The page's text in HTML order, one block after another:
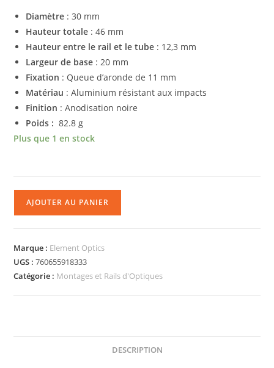
Diamètre : 30 mm
Hauteur totale : 46 mm
Hauteur entre le rail et le tube : 12,3 mm
Largeur de base : 20 mm
Fixation : Queue d’aronde de 11 mm
Matériau : Aluminium résistant aux impacts
Finition : Anodisation noire
Poids : 82.8 g
Plus que 1 en stock
AJOUTER AU PANIER
Marque : Element Optics
UGS :760655918333
Catégorie : Montages et Rails d'Optiques
DESCRIPTION